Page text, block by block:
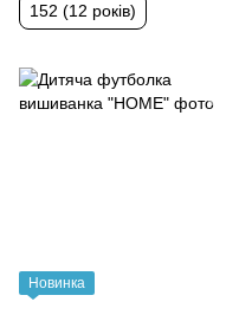
152 (12 років)
Новинка